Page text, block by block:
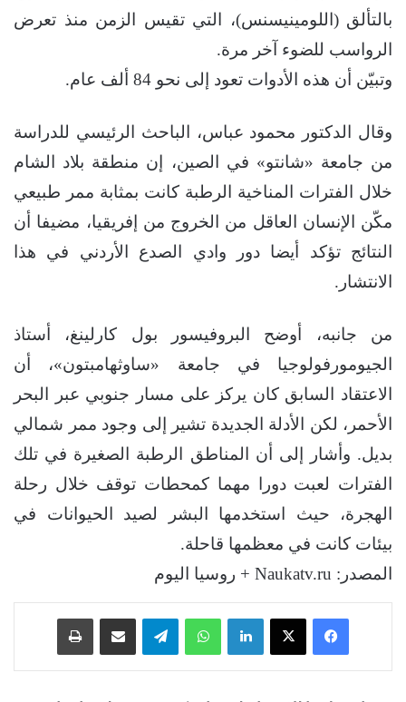
بالتألق (اللومينيسنس)، التي تقيس الزمن منذ تعرض
الرواسب للضوء آخر مرة.
وتبيّن أن هذه الأدوات تعود إلى نحو 84 ألف عام.
وقال الدكتور محمود عباس، الباحث الرئيسي للدراسة
من جامعة «شانتو» في الصين، إن منطقة بلاد الشام
خلال الفترات المناخية الرطبة كانت بمثابة ممر طبيعي
مكّن الإنسان العاقل من الخروج من إفريقيا، مضيفا أن
النتائج تؤكد أيضا دور وادي الصدع الأردني في هذا
الانتشار.
من جانبه، أوضح البروفيسور بول كارلينغ، أستاذ
الجيومورفولوجيا في جامعة «ساوثهامبتون»، أن
الاعتقاد السابق كان يركز على مسار جنوبي عبر البحر
الأحمر، لكن الأدلة الجديدة تشير إلى وجود ممر شمالي
بديل. وأشار إلى أن المناطق الرطبة الصغيرة في تلك
الفترات لعبت دورا مهما كمحطات توقف خلال رحلة
الهجرة، حيث استخدمها البشر لصيد الحيوانات في
بيئات كانت في معظمها قاحلة.
المصدر: Naukatv.ru + روسيا اليوم
فيسبوك ‫X لينكدإن واتساب تيلقرام